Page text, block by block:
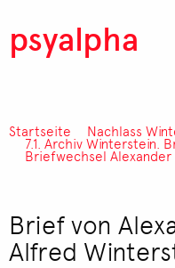
psyalpha
Pfadnavigation
Startseite Nachlass
7.1. Archiv Winterstein.
Briefwechsel
Brief von
Alfred